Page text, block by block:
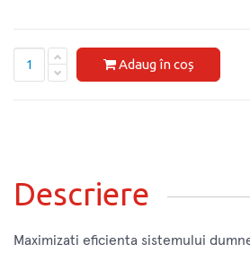
Adaug în coș
Descriere
Maximizati eficienta sistemului